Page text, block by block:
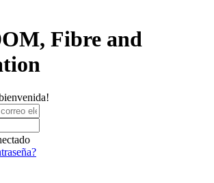
Fibre and